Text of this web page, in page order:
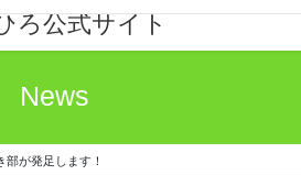
ろ公式サイト
News
部が発足します！